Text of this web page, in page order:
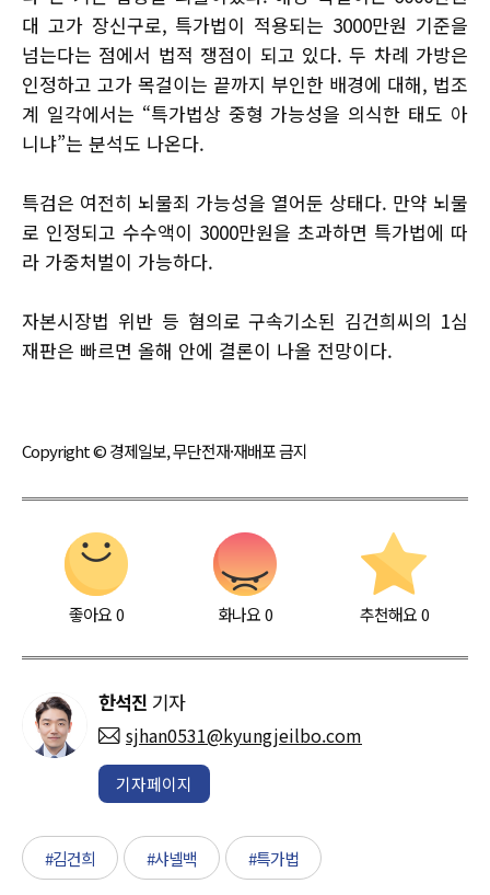
대 고가 장신구로, 특가법이 적용되는 3000만원 기준을
넘는다는 점에서 법적 쟁점이 되고 있다. 두 차례 가방은
인정하고 고가 목걸이는 끝까지 부인한 배경에 대해, 법조
계 일각에서는 “특가법상 중형 가능성을 의식한 태도 아
니냐”는 분석도 나온다.
특검은 여전히 뇌물죄 가능성을 열어둔 상태다. 만약 뇌물
로 인정되고 수수액이 3000만원을 초과하면 특가법에 따
라 가중처벌이 가능하다.
자본시장법 위반 등 혐의로 구속기소된 김건희씨의 1심
재판은 빠르면 올해 안에 결론이 나올 전망이다.
Copyright © 경제일보, 무단전재·재배포 금지
좋아요0 화나요0 추천해요 0
한석진 기자
sjhan0531@kyungjeilbo.com
기자페이지
#김건희 #샤넬백 #특가법